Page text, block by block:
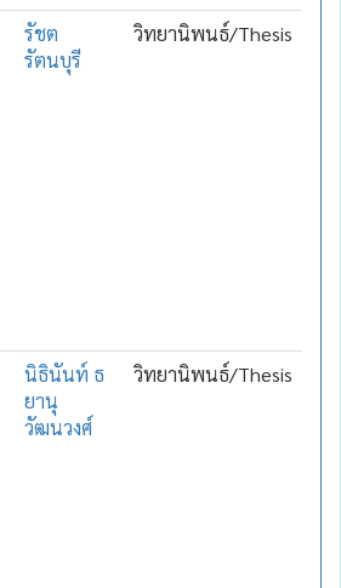
รัชต
รัตนบุรี
วิทยานิพนธ์/Thesis
นิธินันท์ ธ
ยานุ
วัฒนวงศ์
วิทยานิพนธ์/Thesis